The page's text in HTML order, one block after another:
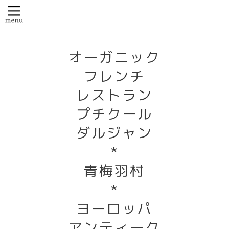
オーガニック
フレンチ
レストラン
プチクール
ダルジャン
*
青梅羽村
*
ヨーロッパ